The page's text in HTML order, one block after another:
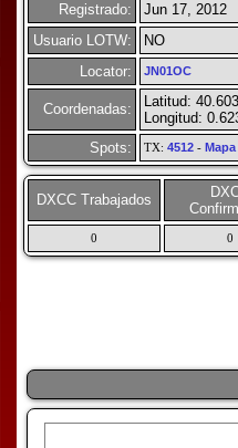
Registrado:
Jun 17, 2012
Usuario LOTW:
NO
Locator:
JN01OC
Coordenadas:
Latitud:
Longitud:
Spots:
TX: 4512- Mapa
DXCC Trabajados
0 0